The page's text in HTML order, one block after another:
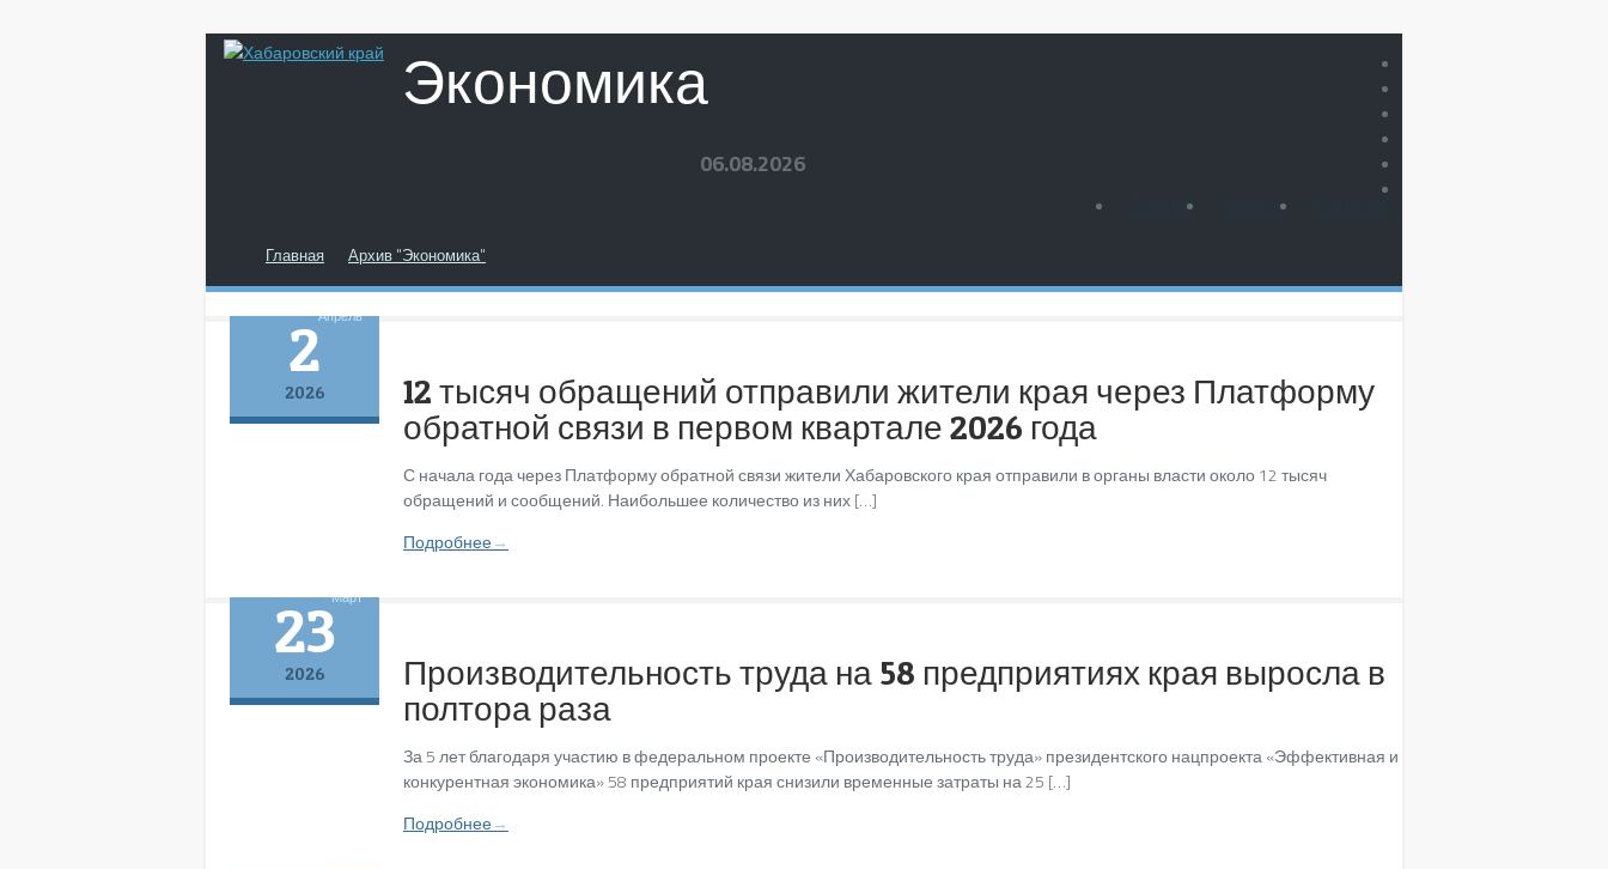
06.08.2026
Главная Новости
Экономика
Главная Архив "Экономика"
2Апрель
2026
12 тысяч обращений отправили жители края через Платформу
обратной связи в первом квартале 2026 года
С начала года через Платформу обратной связи жители Хабаровского края отправили в органы власти около 12 тысяч
обращений и сообщений. Наибольшее количество из них […]
Подробнее→
23Март
2026
Производительность труда на 58 предприятиях края выросла в
полтора раза
За 5 лет благодаря участию в федеральном проекте «Производительность труда» президентского нацпроекта «Эффективная и
конкурентная экономика» 58 предприятий края снизили временные затраты на 25 […]
Подробнее→